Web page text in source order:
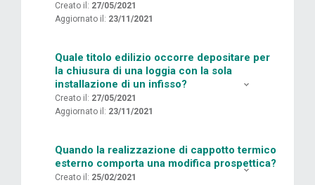
Creato il: 27/05/2021
Aggiornato il: 23/11/2021
Quale titolo edilizio occorre depositare per
la chiusura di una loggia con la sola
installazione di un infisso?
Creato il: 27/05/2021
Aggiornato il: 23/11/2021
Quando la realizzazione di cappotto termico
esterno comporta una modifica prospettica?
Creato il: 25/02/2021